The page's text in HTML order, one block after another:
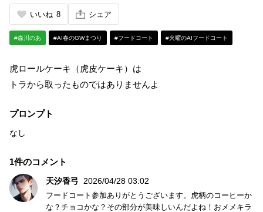
いいね 8 シェア
#森川のあ #AI春のGWまつり #フードコート #火曜のAIフードコート
虎ロールケーキ（虎皮ケーキ）は
トラから取ったものではありませんよ
プロンプト
なし
1件のコメント
天汐香弓 2026/04/28 03:02
フードコート参加ありがとうございます。虎柄のコーヒーか
な？チョコかな？その部分が美味しいんだよね！おメメキラ